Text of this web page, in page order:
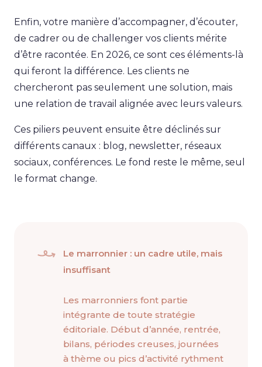
Enfin, votre manière d’accompagner, d’écouter,
de cadrer ou de challenger vos clients mérite
d’être racontée. En 2026, ce sont ces éléments-là
qui feront la différence. Les clients ne
chercheront pas seulement une solution, mais
une relation de travail alignée avec leurs valeurs.
Ces piliers peuvent ensuite être déclinés sur
différents canaux : blog, newsletter, réseaux
sociaux, conférences. Le fond reste le même, seul
le format change.
Le marronnier : un cadre utile, mais
insuffisant
Les marronniers font partie
intégrante de toute stratégie
éditoriale. Début d’année, rentrée,
bilans, périodes creuses, journées
à thème ou pics d’activité rythment